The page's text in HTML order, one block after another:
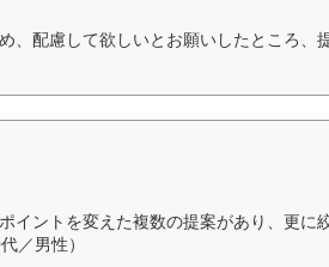
、配慮して欲しいとお願いしたところ、
イントを変えた複数の提案があり、更に
／男性）